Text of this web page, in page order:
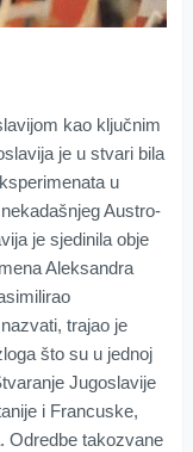
kao ključnim
je u stvari bila
u
Austro-
je sjedinila obje
Aleksandra
trajao je
što su u jednoj
Jugoslavije
i Francuske,
Odredbe takozvane